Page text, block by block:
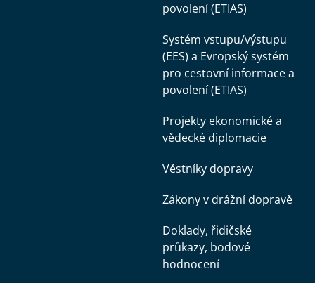
o evropské statistice, pokud jde o přístup
k důvěrným údajům pro vědecké účely,
a kterým se zrušuje nařízení (ES) č. 831/2002,
zákon č. 89/1995 Sb., o státní statistické
službě, ve znění pozdějších předpisů,
zákon č. 365/2000 Sb., o informačních
povolení (ETIAS)
Systém vstupu/výstupu
(EES) a Evropský systém
pro cestovní informace a
povolení (ETIAS)
Projekty ekonomické a
vědecké diplomacie
Věstníky dopravy
Zákony v drážní dopravě
Doklady, řidičské
průkazy, bodové
hodnocení